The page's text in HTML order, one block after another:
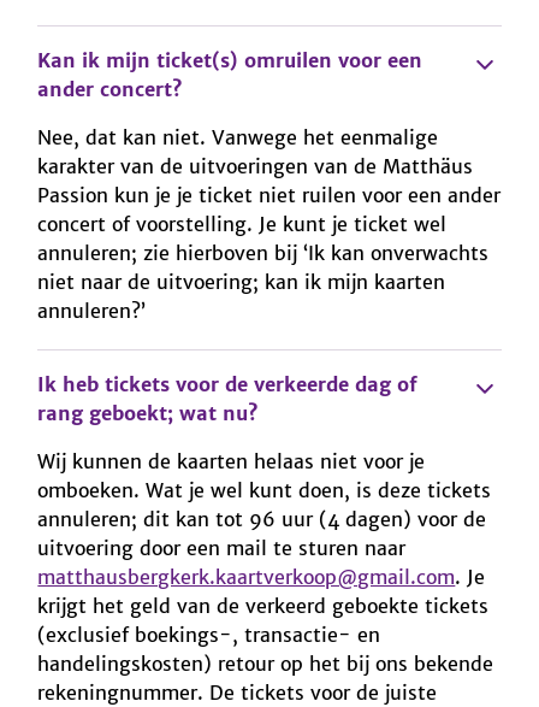
Kan ik mijn ticket(s) omruilen voor een
ander concert?
Nee, dat kan niet. Vanwege het eenmalige
karakter van de uitvoeringen van de Matthäus
Passion kun je je ticket niet ruilen voor een ander
concert of voorstelling. Je kunt je ticket wel
annuleren; zie hierboven bij ‘Ik kan onverwachts
niet naar de uitvoering; kan ik mijn kaarten
annuleren?’
Ik heb tickets voor de verkeerde dag of
rang geboekt; wat nu?
Wij kunnen de kaarten helaas niet voor je
omboeken. Wat je wel kunt doen, is deze tickets
annuleren; dit kan tot 96 uur (4 dagen) voor de
uitvoering door een mail te sturen naar
matthausbergkerk.kaartverkoop@gmail.com. Je
krijgt het geld van de verkeerd geboekte tickets
(exclusief boekings-, transactie- en
handelingskosten) retour op het bij ons bekende
rekeningnummer. De tickets voor de juiste